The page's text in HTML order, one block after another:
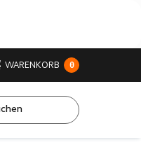
WARENKORB 0